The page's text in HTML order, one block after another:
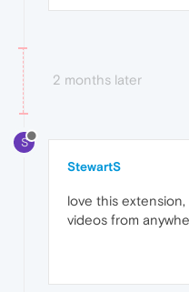
2 months later
S
StewartS
love this
videos from